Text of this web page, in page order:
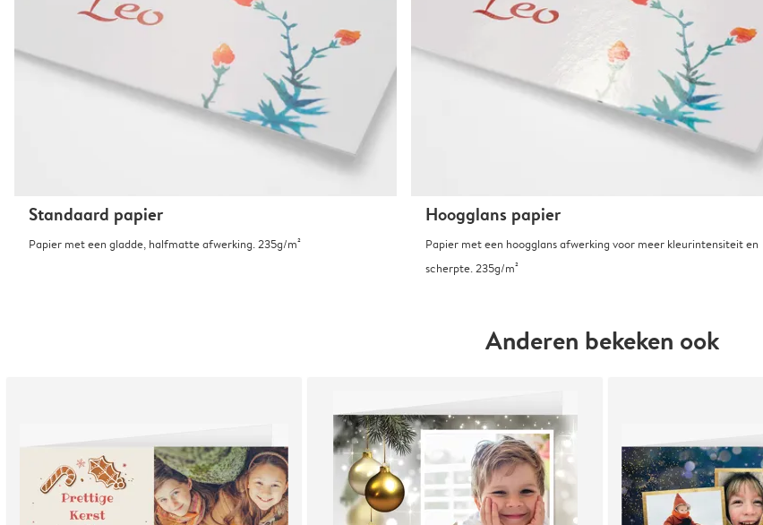
Standaard papier
Papier met een gladde, halfmatte afwerking. 235g/m²
Hoogglans papier
Papier met een hoogglans afwerking voor meer kleurintensiteit en
scherpte. 235g/m²
Anderen bekeken ook